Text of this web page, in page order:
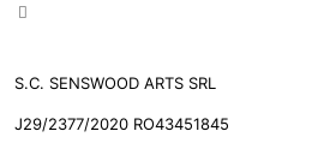
S.C. SENSWOOD ARTS SRL
J29/2377/2020 RO43451845